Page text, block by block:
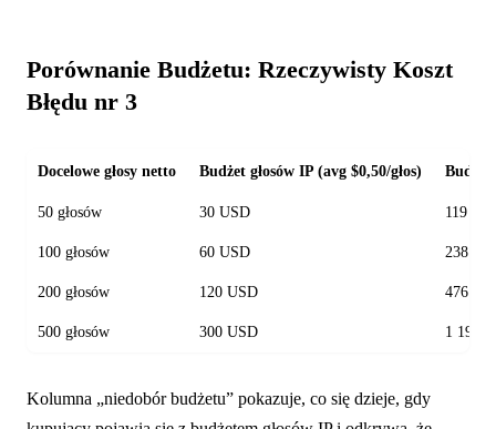
Porównanie Budżetu: Rzeczywisty Koszt
Błędu nr 3
Docelowe głosy netto Budżet głosów IP (avg $0,50/głos) Budżet
50 głosów 30 USD 119
100 głosów 60 USD 238
200 głosów 120 USD 476
500 głosów 300 USD 1 190
Kolumna „niedobór budżetu” pokazuje, co się dzieje, gdy